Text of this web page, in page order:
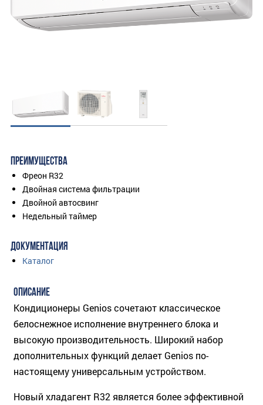
ПРЕИМУЩЕСТВА
Фреон R32
Двойная система фильтрации
Двойной автосвинг
Недельный таймер
ДОКУМЕНТАЦИЯ
Каталог
ОПИСАНИЕ
Кондиционеры Genios сочетают классическое
белоснежное исполнение внутреннего блока и
высокую производительность. Широкий набор
дополнительных функций делает Genios по-
настоящему универсальным устройством.
Новый хладагент R32 является более эффективной